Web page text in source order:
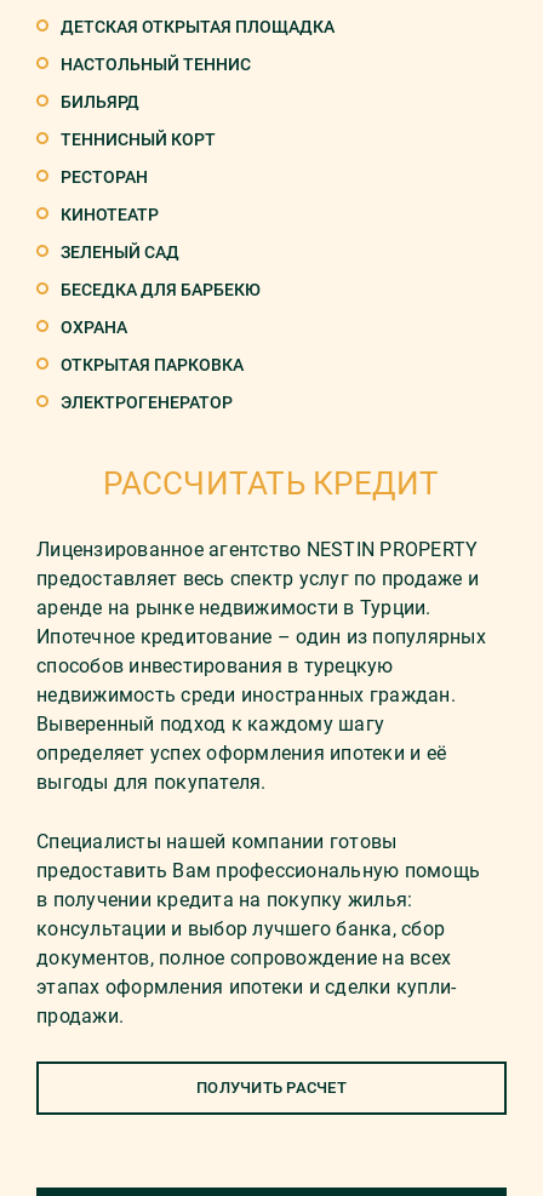
ДЕТСКАЯ ОТКРЫТАЯ ПЛОЩАДКА
НАСТОЛЬНЫЙ ТЕННИС
БИЛЬЯРД
ТЕННИСНЫЙ КОРТ
РЕСТОРАН
КИНОТЕАТР
ЗЕЛЕНЫЙ САД
БЕСЕДКА ДЛЯ БАРБЕКЮ
ОХРАНА
ОТКРЫТАЯ ПАРКОВКА
ЭЛЕКТРОГЕНЕРАТОР
РАССЧИТАТЬ КРЕДИТ
Лицензированное агентство NESTIN PROPERTY
предоставляет весь спектр услуг по продаже и
аренде на рынке недвижимости в Турции.
Ипотечное кредитование – один из популярных
способов инвестирования в турецкую
недвижимость среди иностранных граждан.
Выверенный подход к каждому шагу
определяет успех оформления ипотеки и её
выгоды для покупателя.
Специалисты нашей компании готовы
предоставить Вам профессиональную помощь
в получении кредита на покупку жилья:
консультации и выбор лучшего банка, сбор
документов, полное сопровождение на всех
этапах оформления ипотеки и сделки купли-
продажи.
ПОЛУЧИТЬ РАСЧЕТ